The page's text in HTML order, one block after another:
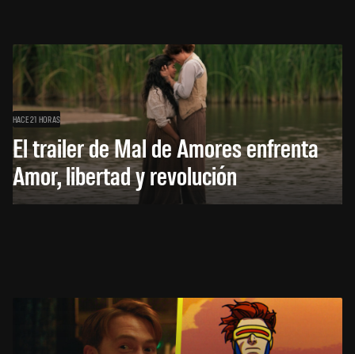
HACE 21 HORAS
El trailer de Mal de Amores enfrenta
Amor, libertad y revolución